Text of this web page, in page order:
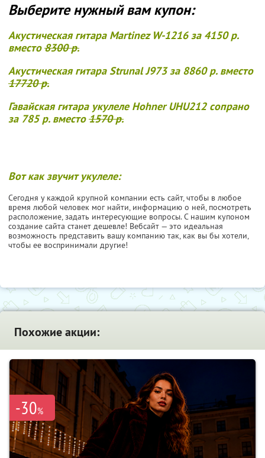
Выберите нужный вам купон:
Акустическая гитара Martinez W-1216 за 4150 р.
вместо8300 р.
Акустическая гитара Strunal J973 за 8860 р. вместо
17720 р.
Гавайская гитара укулеле Hohner UHU212 сопрано
за 785 р. вместо1570 р.
Вот как звучит укулеле:
Сегодня у каждой крупной компании есть сайт, чтобы в любое
время любой человек мог найти, информацию о ней, посмотреть
расположение, задать интересующие вопросы. С нашим купоном
создание сайта станет дешевле! Вебсайт — это идеальная
возможность представить вашу компанию так, как вы бы хотели,
чтобы ее воспринимали другие!
Похожие акции:
-30%